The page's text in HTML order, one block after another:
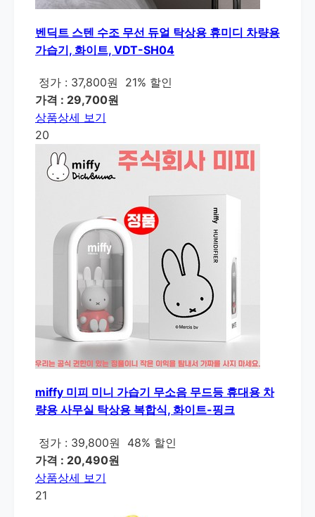
벤딕트 스텐 수조 무선 듀얼 탁상용 휴미디 차량용
가습기, 화이트, VDT-SH04
정가 : 37,800원
21% 할인
가격 : 29,700원
상품상세 보기
20
miffy 미피 미니 가습기 무소음 무드등 휴대용 차
량용 사무실 탁상용 복합식, 화이트-핑크
정가 : 39,800원
48% 할인
가격 : 20,490원
상품상세 보기
21